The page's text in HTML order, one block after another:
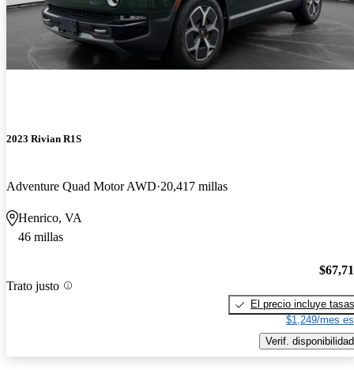
2023 Rivian R1S
Adventure Quad Motor AWD 20,417 millas
Henrico, VA
46 millas
Trato justo
El precio incluye tasas
$1,249/mes
Verif. disponibilidad